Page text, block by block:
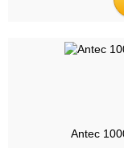
Antec